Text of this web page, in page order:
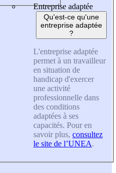
Entreprise adaptée
Qu'est-ce qu'une
entreprise adaptée
?
L'entreprise adaptée
permet à un travailleur
en situation de
handicap d'exercer
une activité
professionnelle dans
des conditions
adaptées à ses
capacités. Pour en
savoir plus, consultez
le site de l’UNEA.